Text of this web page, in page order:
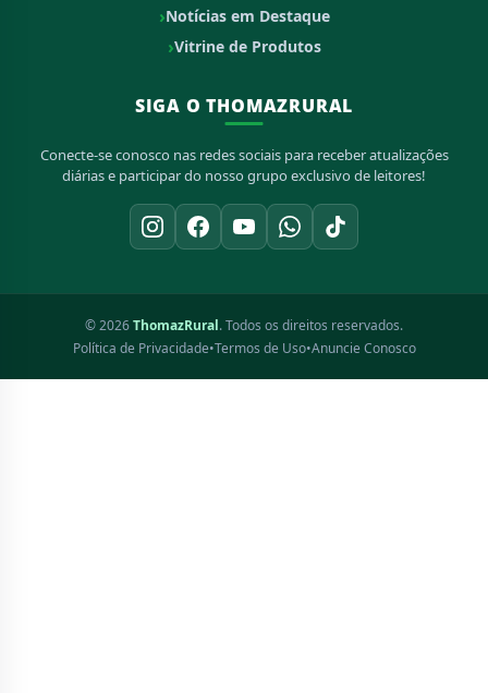
Notícias em Destaque
Vitrine de Produtos
SIGA O THOMAZRURAL
Conecte-se conosco nas redes sociais para receber atualizações
diárias e participar do nosso grupo exclusivo de leitores!
© 2026ThomazRural. Todos os direitos reservados.
Política de Privacidade•Termos de Uso•Anuncie Conosco